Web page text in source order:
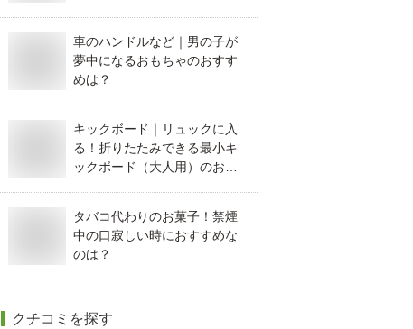
車のハンドルなど｜男の子が
夢中になるおもちゃのおすす
めは？
キックボード｜リュックに入
る！折りたたみできる最小キ
ックボード（大人用）のおす
タバコ代わりのお菓子！禁煙
中の口寂しい時におすすめな
のは？
クチコミを探す